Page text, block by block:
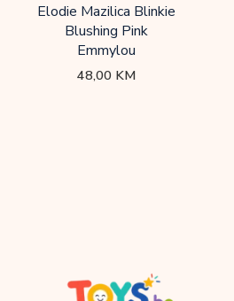
Elodie Mazilica Blinkie
Blushing Pink
Emmylou
48,00 KM